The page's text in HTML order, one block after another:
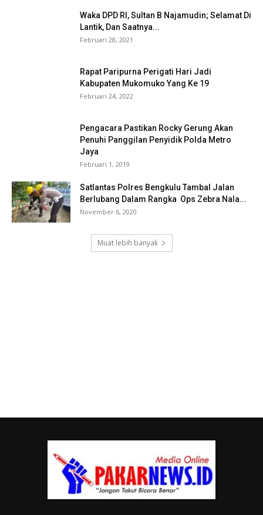
Waka DPD RI, Sultan B Najamudin; Selamat Di
Lantik, Dan Saatnya...
Februari 28, 2021
Rapat Paripurna Perigati Hari Jadi
Kabupaten Mukomuko Yang Ke 19
Februari 24, 2022
Pengacara Pastikan Rocky Gerung Akan
Penuhi Panggilan Penyidik Polda Metro
Jaya
Februari 1, 2019
Satlantas Polres Bengkulu Tambal Jalan
Berlubang Dalam Rangka Ops Zebra Nala...
November 6, 2020
Muat lebih banyak